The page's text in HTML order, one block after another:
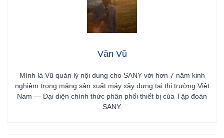
Văn Vũ
Mình là Vũ quản lý nội dung cho SANY với hơn 7 năm kinh
nghiệm trong mảng sản xuất máy xây dựng tại thị trường Việt
Nam — Đại diện chính thức phân phối thiết bị của Tập đoàn
SANY.